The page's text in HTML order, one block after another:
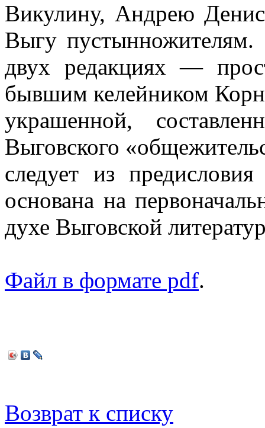
Викулину, Андрею
Выгу пустынножителям.
двух редакциях —
бывшим келейником
украшенной,
Выговского
следует из
основана на
духе Выговской
Файл в формате pdf.
Возврат к списку